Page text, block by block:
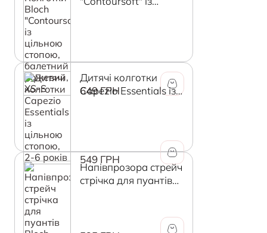
649 ГРН
Дитячі колготки
Capezio Essentials із
549 ГРН
Напівпрозора стрейч
стрічка для пуантів